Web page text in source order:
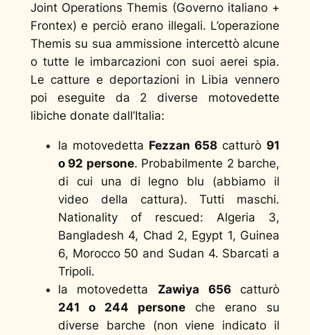
Joint Operations Themis (Governo italiano +
Frontex) e perciò erano illegali. L’operazione
Themis su sua ammissione intercettò alcune
o tutte le imbarcazioni con suoi aerei spia.
Le catture e deportazioni in Libia vennero
poi eseguite da 2 diverse motovedette
libiche donate dall’Italia:
la motovedetta Fezzan 658 catturò91
o 92 persone. Probabilmente 2 barche,
di cui una di legno blu (abbiamo il
video della cattura). Tutti maschi.
Nationality of rescued: Algeria 3,
Bangladesh 4, Chad 2, Egypt 1, Guinea
6, Morocco 50 and Sudan 4. Sbarcati a
Tripoli.
la motovedetta Zawiya 656catturò
241 o 244 persone che erano su
diverse barche (non viene indicato il